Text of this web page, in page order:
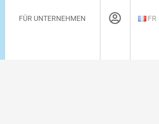
FÜR UNTERNEHMEN FR